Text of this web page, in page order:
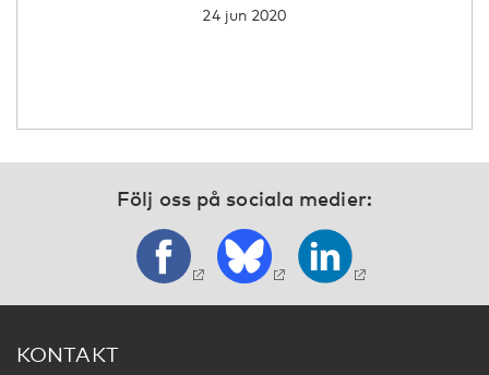
24 jun 2020
Följ oss på sociala medier:
KONTAKT